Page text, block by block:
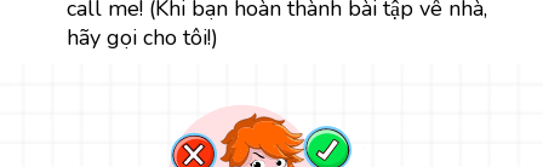
call me! (Khi bạn hoàn thành bài tập về nhà,
hãy gọi cho tôi!)